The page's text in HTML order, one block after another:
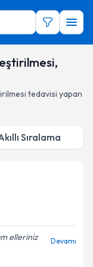
tedavisi yapan
Sıralama
elleriniz
Devamı